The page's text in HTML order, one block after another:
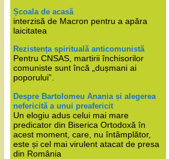
Școala de acasă
interzisă de Macron pentru a apăra
laicitatea
Rezistența spirituală anticomunistă
Pentru CNSAS, martirii închisorilor
comuniste sunt încă „dușmani ai
poporului”.
Despre Bartolomeu Anania și alegerea
nefericită a unui preafericit
Un elogiu adus celui mai mare
predicator din Biserica Ortodoxă în
acest moment, care, nu întâmplător,
este și cel mai virulent atacat de presa
din România